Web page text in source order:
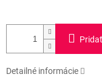
Detailné informácie